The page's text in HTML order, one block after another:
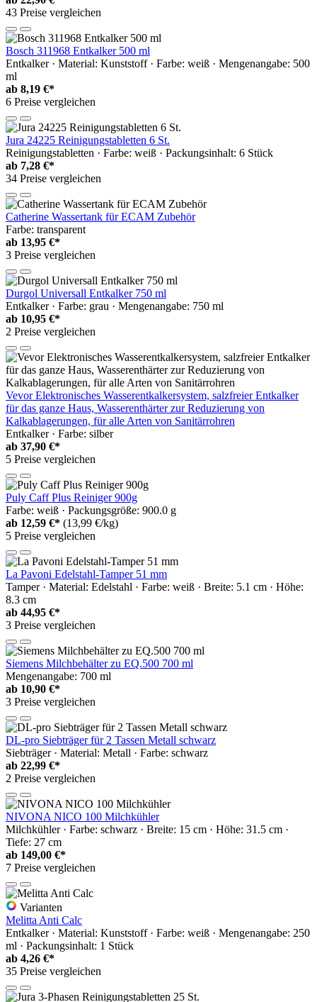
43 Preise vergleichen
Bosch 311968 Entkalker 500 ml
Entkalker · Material: Kunststoff · Farbe: weiß · Mengenangabe: 500
ml
ab 8,19 €*
6 Preise vergleichen
Jura 24225 Reinigungstabletten 6 St.
Reinigungstabletten · Farbe: weiß · Packungsinhalt: 6 Stück
ab 7,28 €*
34 Preise vergleichen
Catherine Wassertank für ECAM Zubehör
Farbe: transparent
ab 13,95 €*
3 Preise vergleichen
Durgol Universall Entkalker 750 ml
Entkalker · Farbe: grau · Mengenangabe: 750 ml
ab 10,95 €*
2 Preise vergleichen
Vevor Elektronisches Wasserentkalkersystem, salzfreier Entkalker
für das ganze Haus, Wasserenthärter zur Reduzierung von
Kalkablagerungen, für alle Arten von Sanitärrohren
Entkalker · Farbe: silber
ab 37,90 €*
5 Preise vergleichen
Puly Caff Plus Reiniger 900g
Farbe: weiß · Packungsgröße: 900.0 g
ab 12,59 €* (13,99 €/kg)
5 Preise vergleichen
La Pavoni Edelstahl-Tamper 51 mm
Tamper · Material: Edelstahl · Farbe: weiß · Breite: 5.1 cm · Höhe:
8.3 cm
ab 44,95 €*
3 Preise vergleichen
Siemens Milchbehälter zu EQ.500 700 ml
Mengenangabe: 700 ml
ab 10,90 €*
3 Preise vergleichen
DL-pro Siebträger für 2 Tassen Metall schwarz
Siebträger · Material: Metall · Farbe: schwarz
ab 22,99 €*
2 Preise vergleichen
NIVONA NICO 100 Milchkühler
Milchkühler · Farbe: schwarz · Breite: 15 cm · Höhe: 31.5 cm ·
Tiefe: 27 cm
ab 149,00 €*
7 Preise vergleichen
Varianten
Melitta Anti Calc
Entkalker · Material: Kunststoff · Farbe: weiß · Mengenangabe: 250
ml · Packungsinhalt: 1 Stück
ab 4,26 €*
35 Preise vergleichen